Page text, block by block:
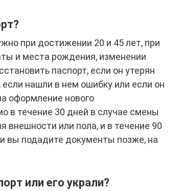
при достижении 20 и 45 лет, при
и места рождения, изменении
паспорт, если он утерян
нашли в нем ошибку или если он
оформление нового
в течение 30 дней в случае смены
или пола, и в течение 90
вы подадите документы позже, на
или его украли?